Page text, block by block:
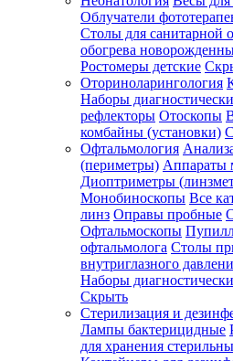
Облучатели
Столы для санитарной
обогрева
Ростомеры детские
Оториноларингология
Наборы
рефлекторы Отоскопы
комбайны (установки)
Офтальмология
(периметры) Аппараты
Диоптриметры
Монобиноскопы Все
линз Оправы пробные
Офтальмоскопы
офтальмолога Столы
внутриглазного
Наборы
Скрыть
Стерилизация и
Лампы бактерицидные
для хранения